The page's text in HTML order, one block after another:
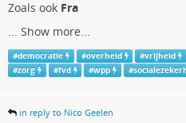
Zoals ook Fra
Show more...
#democratie #overheid #vrijheid
#zorg #fvd #wpp #
in reply to Nico Geelen